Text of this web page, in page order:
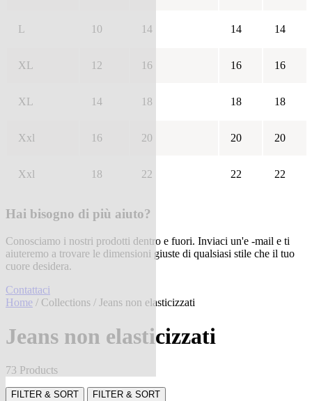
L 10 14 14 14
XL 12 16 16 16
XL 14 18 18 18
Xxl 16 20 20 20
Xxl 18 22 22 22
Hai bisogno di più aiuto?
Conosciamo i nostri prodotti dentro e fuori. Inviaci un'e -mail e ti
aiuteremo a trovare le dimensioni giuste di qualsiasi stile che il tuo
cuore desidera.
Contattaci
Home / Collections / Jeans non elasticizzati
Jeans non elasticizzati
73 Products
FILTER & SORT FILTER & SORT